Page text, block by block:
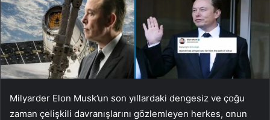
Milyarder Elon Musk’un son yıllardaki dengesiz ve çoğu
zaman çelişkili davranışlarını gözlemleyen herkes, onun